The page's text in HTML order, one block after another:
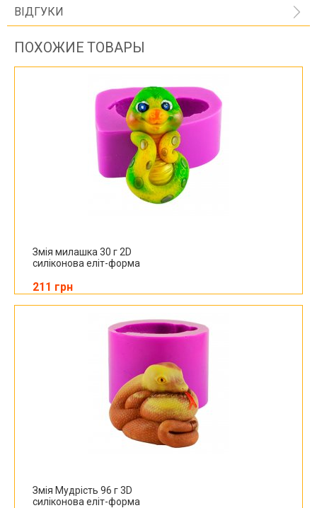
ВІДГУКИ
ПОХОЖИЕ ТОВАРЫ
Змія милашка 30 г 2D
силіконова еліт-форма
211 грн
Змія Мудрість 96 г 3D
силіконова еліт-форма